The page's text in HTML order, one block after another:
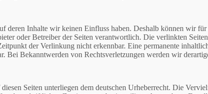
deren Inhalte wir keinen Einfluss haben. Deshalb können wir
oder Betreiber der Seiten verantwortlich. Die verlinkten
der Verlinkung nicht erkennbar. Eine permanente
Bei Bekanntwerden von Rechtsverletzungen werden wir
Seiten unterliegen dem deutschen Urheberrecht. Die